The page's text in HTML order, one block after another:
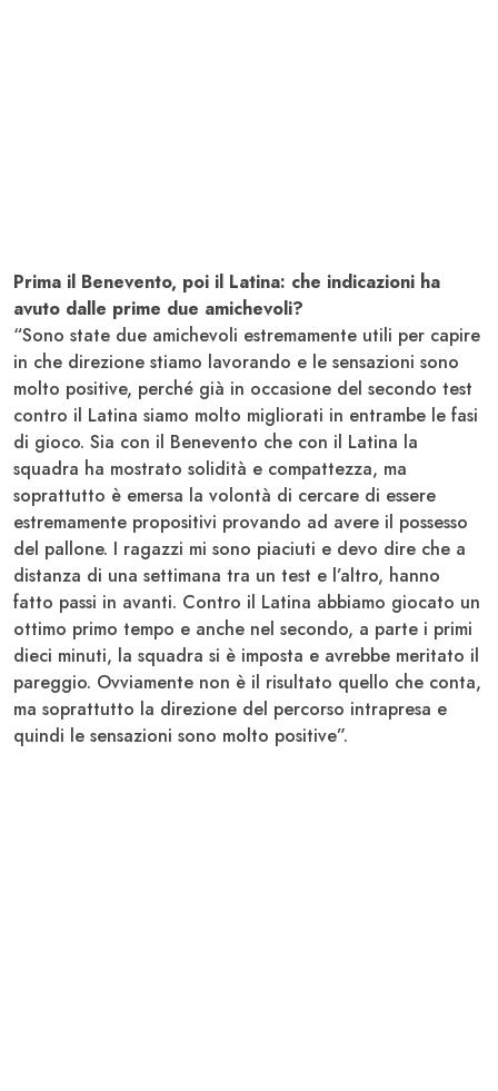
Prima il Benevento, poi il Latina: che indicazioni ha
avuto dalle prime due amichevoli?
“Sono state due amichevoli estremamente utili per capire
in che direzione stiamo lavorando e le sensazioni sono
molto positive, perché già in occasione del secondo test
contro il Latina siamo molto migliorati in entrambe le fasi
di gioco. Sia con il Benevento che con il Latina la
squadra ha mostrato solidità e compattezza, ma
soprattutto è emersa la volontà di cercare di essere
estremamente propositivi provando ad avere il possesso
del pallone. I ragazzi mi sono piaciuti e devo dire che a
distanza di una settimana tra un test e l’altro, hanno
fatto passi in avanti. Contro il Latina abbiamo giocato un
ottimo primo tempo e anche nel secondo, a parte i primi
dieci minuti, la squadra si è imposta e avrebbe meritato il
pareggio. Ovviamente non è il risultato quello che conta,
ma soprattutto la direzione del percorso intrapresa e
quindi le sensazioni sono molto positive”.